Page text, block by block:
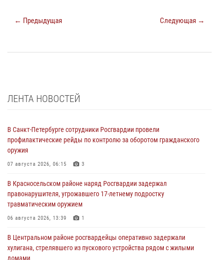
← Предыдущая Следующая →
ЛЕНТА НОВОСТЕЙ
В Санкт-Петербурге сотрудники Росгвардии провели
профилактические рейды по контролю за оборотом гражданского
оружия
07 августа 2026, 06:15 3
В Красносельском районе наряд Росгвардии задержал
правонарушителя, угрожавшего 17-летнему подростку
травматическим оружием
06 августа 2026, 13:39 1
В Центральном районе росгвардейцы оперативно задержали
хулигана, стрелявшего из пускового устройства рядом с жилыми
домами